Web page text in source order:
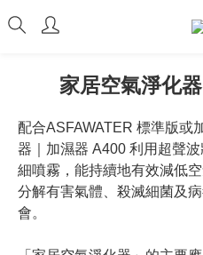
家居空氣淨化
配合ASFAWATER 標準版或
器｜加濕器 A400 利用超聲
細噴霧，能持續地有效減低
分解有害氣體、殺滅細菌及
會。